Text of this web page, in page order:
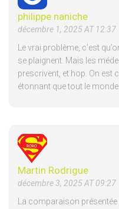
philippe naniche
décembre 1, 2025 AT 12:37
Le vrai problème, c’est
se plaignent. Mais les
prescrivent, et hop. On est
étonnant que tout le
Martin Rodrigue
décembre 3, 2025 AT 09:27
La comparaison